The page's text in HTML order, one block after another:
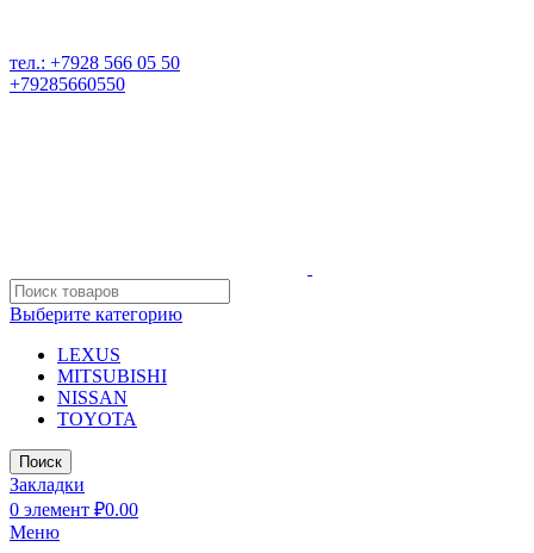
тел.: +7928 566 05 50
+79285660550
Выберите категорию
LEXUS
MITSUBISHI
NISSAN
TOYOTA
Поиск
Закладки
0 элемент ₽0.00
Меню